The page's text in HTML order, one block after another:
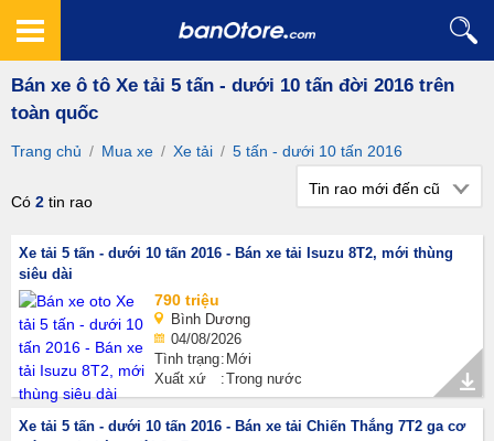
Bán xe ô tô Xe tải 5 tấn - dưới 10 tấn đời 2016 trên
toàn quốc
Trang chủ / Mua xe / Xe tải / 5 tấn - dưới 10 tấn 2016
Có 2 tin rao
Tin rao mới đến cũ
Xe tải 5 tấn - dưới 10 tấn 2016 - Bán xe tải Isuzu 8T2, mới thùng
siêu dài
790 triệu
Bình Dương
04/08/2026
Tình trạng Mới
Xuất xứ
Trong nước
Xe tải 5 tấn - dưới 10 tấn 2016 - Bán xe tải Chiến Thắng 7T2 ga cơ